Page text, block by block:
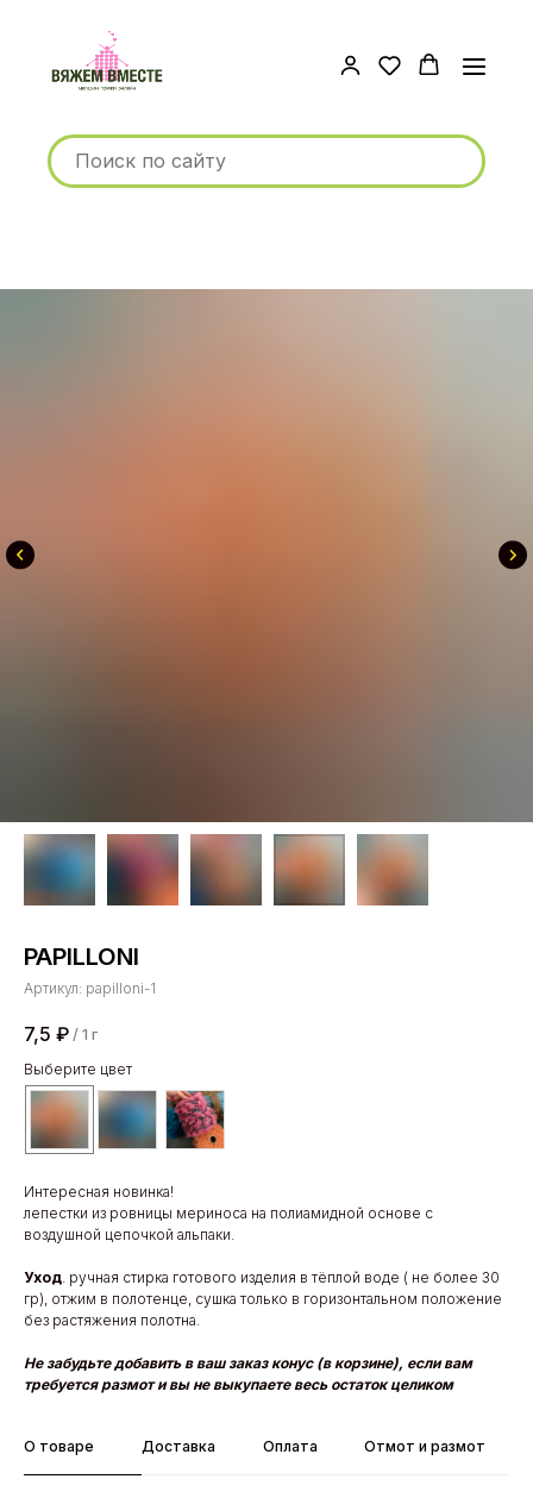
PAPILLONI
Артикул: papilloni-1
7,5 ₽ / 1 г
Выберите цвет
Интересная новинка!
лепестки из ровницы мериноса на полиамидной основе с
воздушной цепочкой альпаки.
Уход . ручная стирка готового изделия в тёплой воде ( не более 30
гр), отжим в полотенце, сушка только в горизонтальном положение
без растяжения полотна.
Не забудьте добавить в ваш заказ конус (в корзине), если вам
требуется размот и вы не выкупаете весь остаток целиком
О товаре Доставка Оплата Отмот и размот